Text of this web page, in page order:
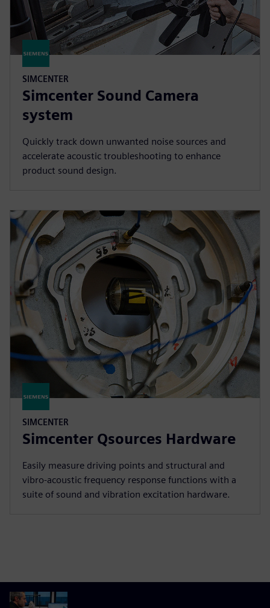
SIMCENTER
Simcenter Sound Camera
system
Quickly track down unwanted noise sources and
accelerate acoustic troubleshooting to enhance
product sound design.
SIMCENTER
Simcenter Qsources Hardware
Easily measure driving points and structural and
vibro-acoustic frequency response functions with a
suite of sound and vibration excitation hardware.